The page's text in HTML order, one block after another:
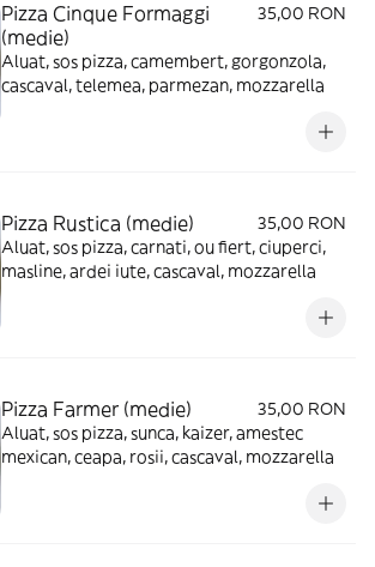
Pizza Cinque Formaggi
(medie)
35,00 RON
Aluat, sos pizza, camembert, gorgonzola,
cascaval, telemea, parmezan, mozzarella
Pizza Rustica (medie)
35,00 RON
Aluat, sos pizza, carnati, ou fiert, ciuperci,
masline, ardei iute, cascaval, mozzarella
Pizza Farmer (medie)
35,00 RON
Aluat, sos pizza, sunca, kaizer, amestec
mexican, ceapa, rosii, cascaval, mozzarella